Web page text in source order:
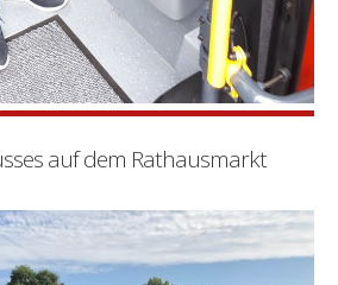
auf dem Rathausmarkt